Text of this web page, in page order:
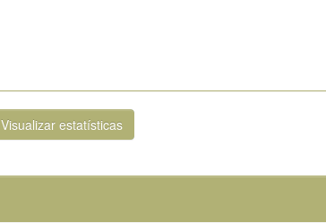
Visualizar estatísticas